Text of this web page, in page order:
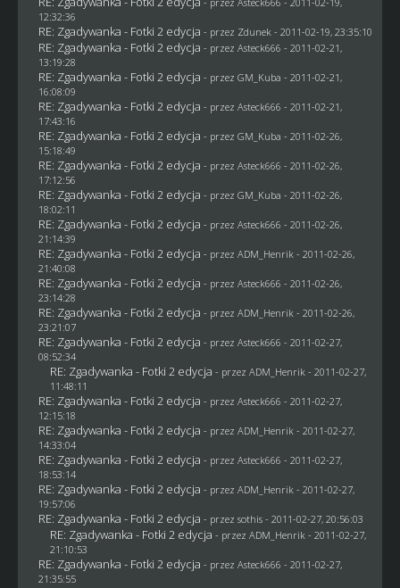
12:32:36
RE: Zgadywanka - Fotki 2 edycja - przez Zdunek - 2011-02-19, 23:35:10
RE: Zgadywanka - Fotki 2 edycja - przez Asteck666 - 2011-02-21,
13:19:28
RE: Zgadywanka - Fotki 2 edycja - przez GM_Kuba - 2011-02-21,
16:08:09
RE: Zgadywanka - Fotki 2 edycja - przez Asteck666 - 2011-02-21,
17:43:16
RE: Zgadywanka - Fotki 2 edycja - przez GM_Kuba - 2011-02-26,
15:18:49
RE: Zgadywanka - Fotki 2 edycja - przez Asteck666 - 2011-02-26,
17:12:56
RE: Zgadywanka - Fotki 2 edycja - przez GM_Kuba - 2011-02-26,
18:02:11
RE: Zgadywanka - Fotki 2 edycja - przez Asteck666 - 2011-02-26,
21:14:39
RE: Zgadywanka - Fotki 2 edycja - przez ADM_Henrik - 2011-02-26,
21:40:08
RE: Zgadywanka - Fotki 2 edycja - przez Asteck666 - 2011-02-26,
23:14:28
RE: Zgadywanka - Fotki 2 edycja - przez ADM_Henrik - 2011-02-26,
23:21:07
RE: Zgadywanka - Fotki 2 edycja - przez Asteck666 - 2011-02-27,
08:52:34
RE: Zgadywanka - Fotki 2 edycja - przez ADM_Henrik - 2011-02-27,
11:48:11
RE: Zgadywanka - Fotki 2 edycja - przez Asteck666 - 2011-02-27,
12:15:18
RE: Zgadywanka - Fotki 2 edycja - przez ADM_Henrik - 2011-02-27,
14:33:04
RE: Zgadywanka - Fotki 2 edycja - przez Asteck666 - 2011-02-27,
18:53:14
RE: Zgadywanka - Fotki 2 edycja - przez ADM_Henrik - 2011-02-27,
19:57:06
RE: Zgadywanka - Fotki 2 edycja - przez sothis- 2011-02-27, 20:56:03
RE: Zgadywanka - Fotki 2 edycja - przez ADM_Henrik - 2011-02-27,
21:10:53
RE: Zgadywanka - Fotki 2 edycja - przez Asteck666 - 2011-02-27,
21:35:55